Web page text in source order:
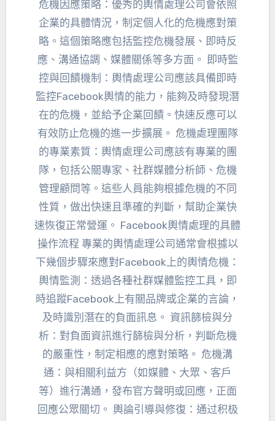
危機因應策略：優秀的輿情處理公司會依照
企業的具體情況，制定個人化的危機應對策
略。這個策略應包括監控危機發展、即時反
應、溝通協調、媒體關係等多方面。 即時監
控與回饋機制：輿情處理公司應該具備即時
監控Facebook輿情的能力，能夠及時發現潛
在的危機，並給予企業回饋。快速反應可以
有效防止危機的進一步擴展。 危機處理團隊
的專業素質：輿情處理公司應該有專業的團
隊，包括公關專家、社群媒體分析師、危機
管理顧問等。這些人員能夠根據危機的不同
性質，做出快速且準確的判斷，幫助企業快
速恢復正常營運。 Facebook輿情處理的具體
操作流程 專業的輿情處理公司通常會根據以
下幾個步驟來應對Facebook上的輿情危機：
輿情監測：透過各種社群媒體監控工具，即
時追蹤Facebook上有關品牌或企業的言論，
及時識別潛在的負面訊息。 資訊篩檢與分
析：對負面資訊進行篩檢與分析，判斷危機
的嚴重性，制定相應的應對策略。 危機溝
通：與相關利益方（如媒體、大眾、客戶
等）進行溝通，發布官方聲明或回應，正面
回應公眾關切。 輿論引導與修復： 通过积极